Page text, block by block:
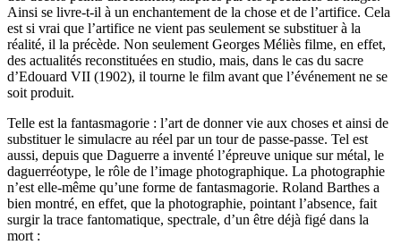
Ainsi se livre-t-il à un enchantement de la chose et de l’artifice. Cela
est si vrai que l’artifice ne vient pas seulement se substituer à la
réalité, il la précède. Non seulement Georges Méliès filme, en effet,
des actualités reconstituées en studio, mais, dans le cas du sacre
d’Edouard VII (1902), il tourne le film avant que l’événement ne se
soit produit.
Telle est la fantasmagorie : l’art de donner vie aux choses et ainsi de
substituer le simulacre au réel par un tour de passe-passe. Tel est
aussi, depuis que Daguerre a inventé l’épreuve unique sur métal, le
daguerréotype, le rôle de l’image photographique. La photographie
n’est elle-même qu’une forme de fantasmagorie. Roland Barthes a
bien montré, en effet, que la photographie, pointant l’absence, fait
surgir la trace fantomatique, spectrale, d’un être déjà figé dans la
mort :